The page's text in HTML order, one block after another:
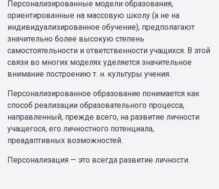
Персонализированные модели образования,
ориентированные на массовую школу (а не на
индивидуализированное обучение), предполагают
значительно более высокую степень
самостоятельности и ответственности учащихся. В этой
связи во многих моделях уделяется значительное
внимание построению т. н. культуры учения.
Персонализированное образование понимается как
способ реализации образовательного процесса,
направленный, прежде всего, на развитие личности
учащегося, его личностного потенциала,
преадаптивных возможностей.
Персонализация — это всегда развитие личности.